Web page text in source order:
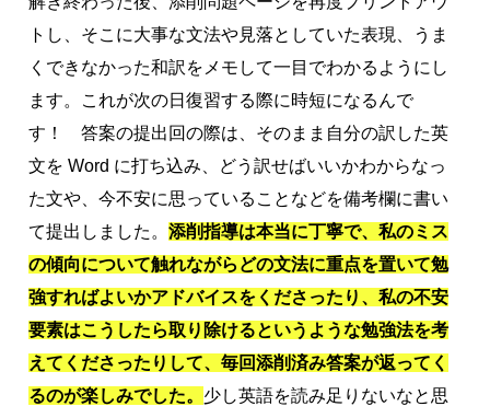
トし、そこに大事な文法や見落としていた表現、うま
くできなかった和訳をメモして一目でわかるようにし
ます。これが次の日復習する際に時短になるんで
す！ 答案の提出回の際は、そのまま自分の訳した英
文を Word に打ち込み、どう訳せばいいかわからなっ
た文や、今不安に思っていることなどを備考欄に書い
て提出しました。 添削指導は本当に丁寧で、私のミス
の傾向について触れながらどの文法に重点を置いて勉
強すればよいかアドバイスをくださったり、私の不安
要素はこうしたら取り除けるというような勉強法を考
えてくださったりして、毎回添削済み答案が返ってく
るのが楽しみでした。 少し英語を読み足りないなと思